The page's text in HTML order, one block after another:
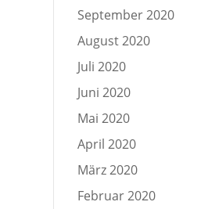
September 2020
August 2020
Juli 2020
Juni 2020
Mai 2020
April 2020
März 2020
Februar 2020